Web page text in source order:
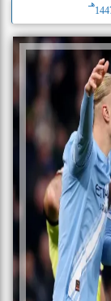
هـ